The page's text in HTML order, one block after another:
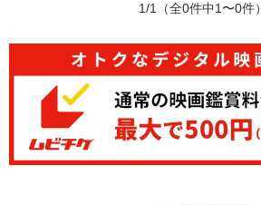
1/1 （全0件中1〜0件）